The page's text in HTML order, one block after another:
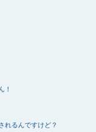
！
れるんですけど？